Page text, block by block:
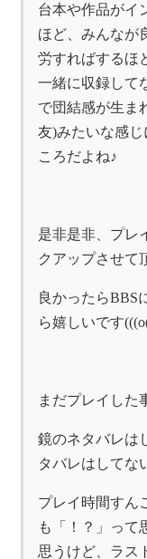
台本や作品がイ
ほど、みんなが
労すればするほ
一緒に収録して
で団結感が生ま
友)みたいな感
ころだよね♪
是非是非、プレ
クアップさせて
良かったらBBS
ら嬉しいです
まだプレイした
鏡のネタバレは
タバレはしてな
プレイ時間すん
も「！？」って
思うけど、ラス